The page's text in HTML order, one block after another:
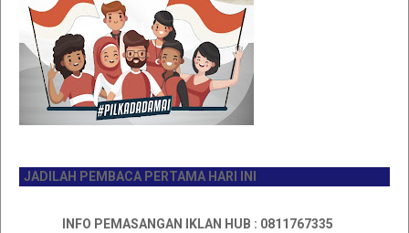
PEMBACA PERTAMA HARI INI
INFO PEMASANGAN IKLAN HUB : 0811767335